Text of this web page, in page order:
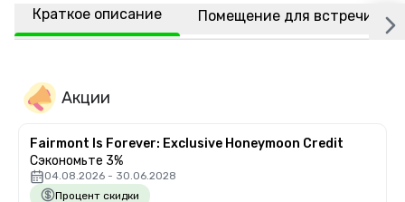
Краткое описание Помещение для встречи
Акции
Fairmont Is Forever: Exclusive Honeymoon Credit
Сэкономьте 3%
04.08.2026 - 30.06.2028
Процент скидки